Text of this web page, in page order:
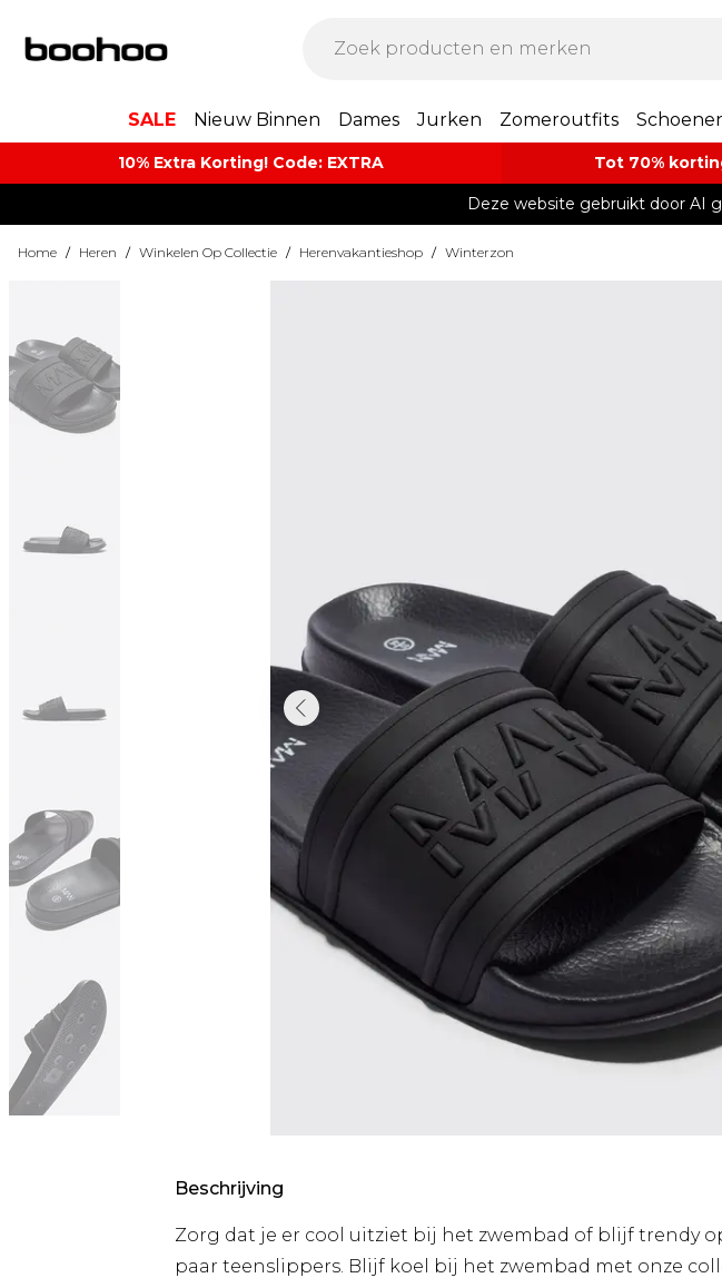
SALE Nieuw Binnen Dames Jurken Zomeroutfits
10% Extra Korting! Code: EXTRA​ Tot 70%
Deze website gebruikt door AI
Home / Heren / Winkelen Op Collectie / Herenvakantieshop / Winterzon
Beschrijving
Zorg dat je er cool uitziet bij het zwembad of blijf trendy
paar teenslippers. Blijf koel bij het zwembad met onze